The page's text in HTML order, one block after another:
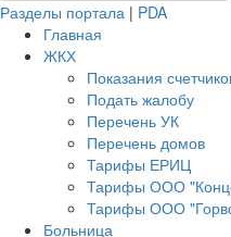
Разделы портала | PDA
Главная
ЖКХ
Показания
Подать жалобу
Перечень УК
Перечень домов
Тарифы ЕРИЦ
Тарифы ООО
Тарифы ООО
Больница